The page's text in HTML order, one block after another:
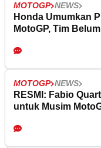
MOTOGP NEWS
Honda Umumkan
MotoGP, Tim
MOTOGP NEWS
RESMI: Fabio
untuk Musim